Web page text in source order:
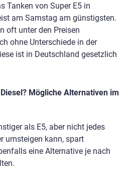
Tanken von Super E5 in
am Samstag am günstigsten.
oft unter den Preisen
ohne Unterschiede in der
ist in Deutschland gesetzlich
Mögliche Alternativen im
als E5, aber nicht jedes
umsteigen kann, spart
eine Alternative je nach